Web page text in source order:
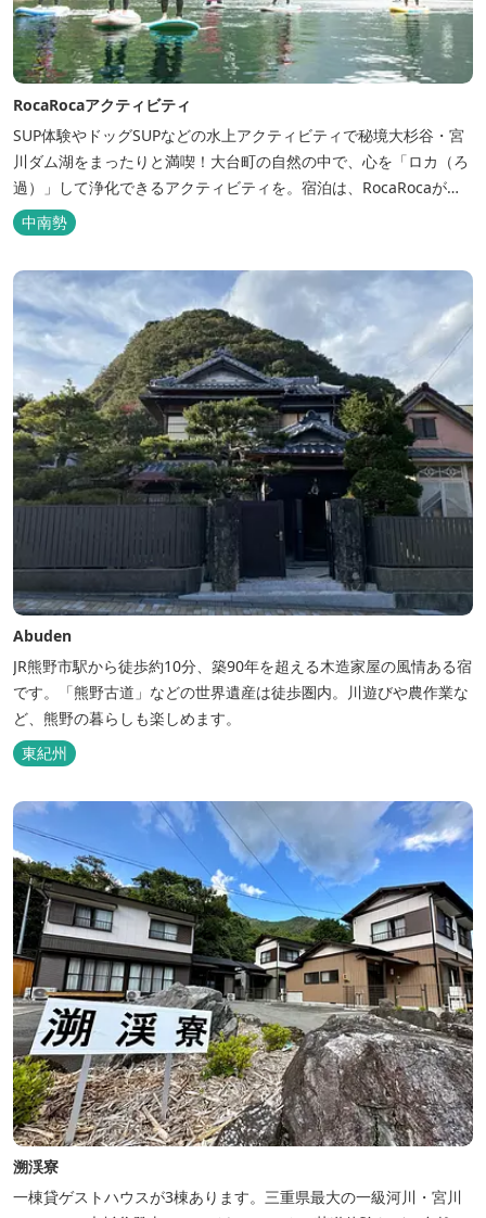
RocaRocaアクティビティ
SUP体験やドッグSUPなどの水上アクティビティで秘境大杉谷・宮
川ダム湖をまったりと満喫！大台町の自然の中で、心を「ロカ（ろ
過）」して浄化できるアクティビティを。宿泊は、RocaRocaが運
営する「キャンプスタイルの宿やまがら」へ！
中南勢
Abuden
JR熊野市駅から徒歩約10分、築90年を超える木造家屋の風情ある宿
です。「熊野古道」などの世界遺産は徒歩圏内。川遊びや農作業な
ど、熊野の暮らしも楽しめます。
東紀州
溯渓寮
一棟貸ゲストハウスが3棟あります。三重県最大の一級河川・宮川